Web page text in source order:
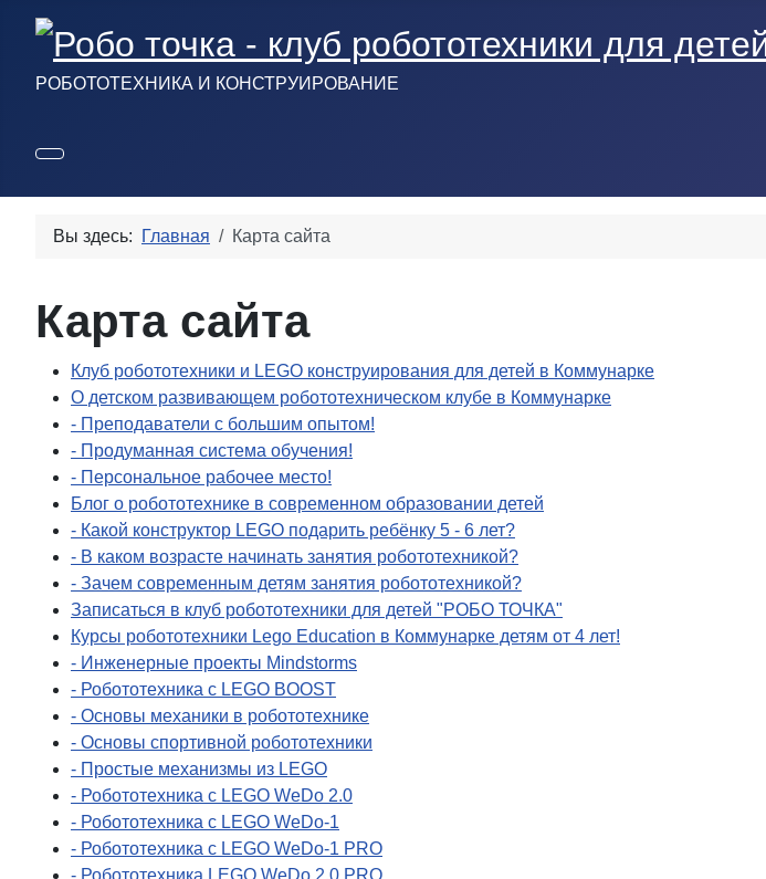
РОБОТОТЕХНИКА И КОНСТРУИРОВАНИЕ
Вы здесь: Главная Карта сайта
Карта сайта
Клуб робототехники и LEGO конструирования для детей в Коммунарке
О детском развивающем робототехническом клубе в Коммунарке
- Преподаватели с большим опытом!
- Продуманная система обучения!
- Персональное рабочее место!
Блог о робототехнике в современном образовании детей
- Какой конструктор LEGO подарить ребёнку 5 - 6 лет?
- В каком возрасте начинать занятия робототехникой?
- Зачем современным детям занятия робототехникой?
Записаться в клуб робототехники для детей "РОБО ТОЧКА"
Курсы робототехники Lego Education в Коммунарке детям от 4 лет!
- Инженерные проекты Mindstorms
- Робототехника с LEGO BOOST
- Основы механики в робототехнике
- Основы спортивной робототехники
- Простые механизмы из LEGO
- Робототехника с LEGO WeDo 2.0
- Робототехника с LEGO WeDo-1
- Робототехника с LEGO WeDo-1 PRO
- Робототехника LEGO WeDo 2.0 PRO